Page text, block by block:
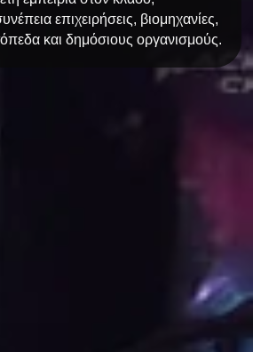
επιχειρήσεις, βιομηχανίες,
και δημόσιους οργανισμούς.